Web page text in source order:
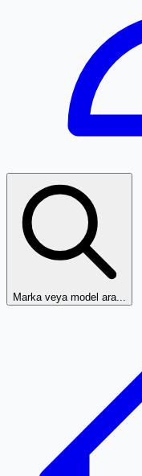
Marka veya model ara...